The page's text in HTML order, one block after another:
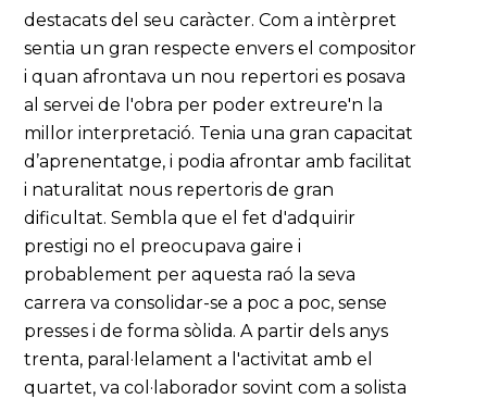
destacats del seu caràcter. Com a intèrpret
sentia un gran respecte envers el compositor
i quan afrontava un nou repertori es posava
al servei de l'obra per poder extreure'n la
millor interpretació. Tenia una gran capacitat
d’aprenentatge, i podia afrontar amb facilitat
i naturalitat nous repertoris de gran
dificultat. Sembla que el fet d'adquirir
prestigi no el preocupava gaire i
probablement per aquesta raó la seva
carrera va consolidar-se a poc a poc, sense
presses i de forma sòlida. A partir dels anys
trenta, paral·lelament a l'activitat amb el
quartet, va col·laborador sovint com a solista